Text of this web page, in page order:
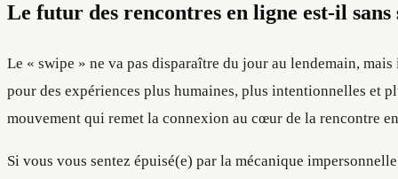
Le futur des rencontres en ligne est-il sans
Le « swipe » ne va pas disparaître du jour au lendemain,
pour des expériences plus humaines, plus intentionnelles et
mouvement qui remet la connexion au cœur de la rencontre
Si vous vous sentez épuisé(e) par la mécanique